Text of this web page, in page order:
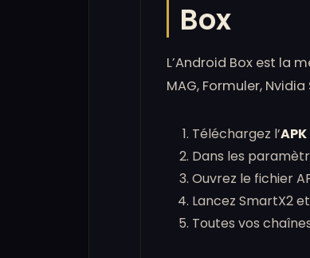
Box
L’Android Box est la
MAG, Formuler,
Téléchargez l’
Dans les
Ouvrez le fichier
Lancez SmartX2
Toutes vos